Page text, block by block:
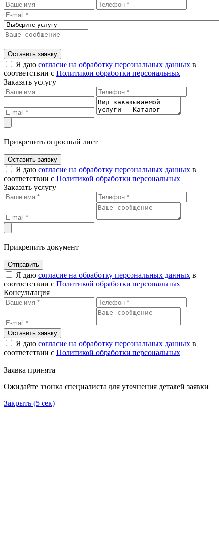
Оставить заявку
Я даю согласие на обработку персональных данных в
соответствии с Политикой обработки персональных
Заказать услугу
Прикрепить опросный лист
Оставить заявку
Я даю согласие на обработку персональных данных в
соответствии с Политикой обработки персональных
Заказать услугу
Прикрепить документ
Отправить
Я даю согласие на обработку персональных данных в
соответствии с Политикой обработки персональных
Консультация
Оставить заявку
Я даю согласие на обработку персональных данных в
соответствии с Политикой обработки персональных
Заявка принята
Ожидайте звонка специалиста для уточнения деталей заявки
Закрыть (5 сек)